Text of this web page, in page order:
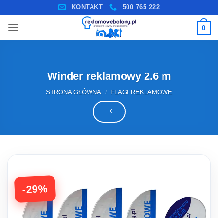
zawartości
KONTAKT 500 765 222
0
Winder reklamowy 2.6 m
STRONA GŁÓWNA / FLAGI REKLAMOWE
-29%